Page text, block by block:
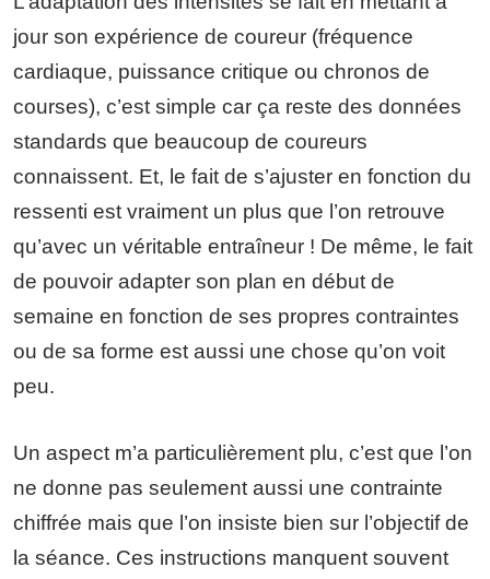
jour son expérience de coureur (fréquence
cardiaque, puissance critique ou chronos de
courses), c’est simple car ça reste des données
standards que beaucoup de coureurs
connaissent. Et, le fait de s’ajuster en fonction du
ressenti est vraiment un plus que l’on retrouve
qu’avec un véritable entraîneur ! De même, le fait
de pouvoir adapter son plan en début de
semaine en fonction de ses propres contraintes
ou de sa forme est aussi une chose qu’on voit
peu.
Un aspect m’a particulièrement plu, c’est que l’on
ne donne pas seulement aussi une contrainte
chiffrée mais que l’on insiste bien sur l’objectif de
la séance. Ces instructions manquent souvent